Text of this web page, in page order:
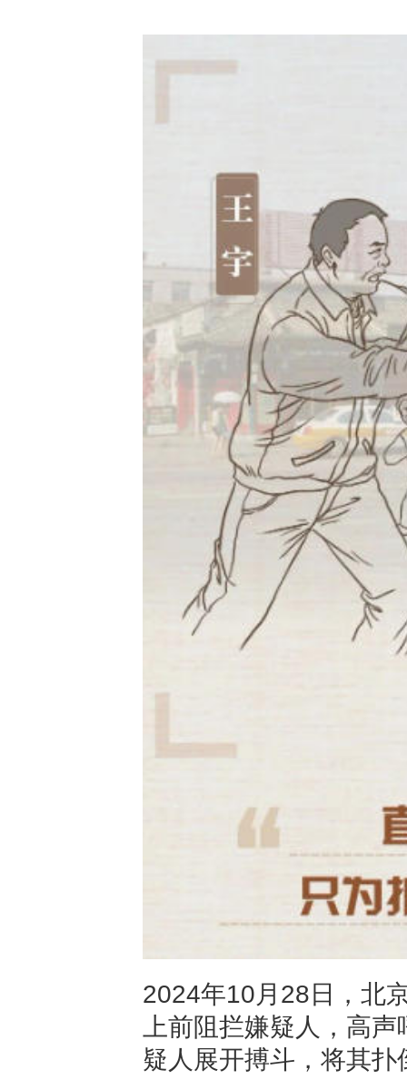
2024年10月28日，北
上前阻拦嫌疑人，高
疑人展开搏斗，将其